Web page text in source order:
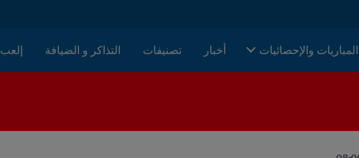
المباريات والإحصائيات أخبار تصنيفات التذاكر و الضيافة إلعب